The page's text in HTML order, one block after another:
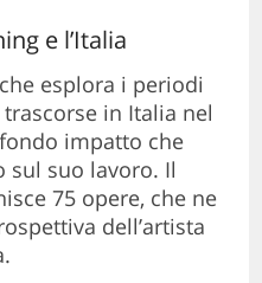
e l’Italia
esplora i periodi
in Italia nel
impatto che
sul suo lavoro. Il
75 opere, che ne
dell’artista